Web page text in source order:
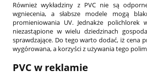
Również wykładziny z PVC nie są
wgniecenia, a słabsze modele mogą
promieniowania UV. Jednakże polichlorek
niezastąpione w wielu dziedzinach
sprawdzające. Do tego warto dodać, iż cena
wygórowana, a korzyści z używania tego
PVC w reklamie